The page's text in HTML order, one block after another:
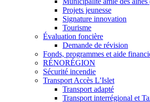
Projets jeunesse
Signature innovation
Tourisme
Évaluation foncière
Demande de révision
Fonds, programmes et aide
RÉNORÉGION
Sécurité incendie
Transport Accès L’Islet
Transport adapté
Transport interrégional et